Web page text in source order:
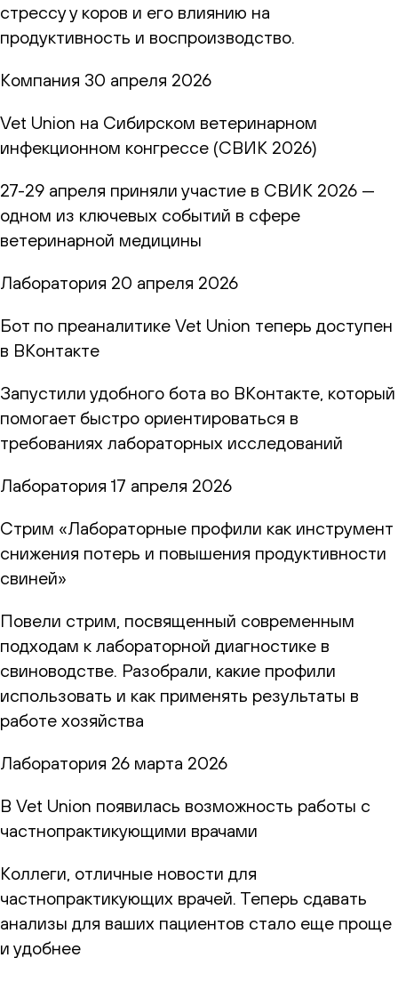
стрессу у коров и его влиянию на
продуктивность и воспроизводство.
Компания 30 апреля 2026
Vet Union на Сибирском ветеринарном
инфекционном конгрессе (СВИК 2026)
27-29 апреля приняли участие в СВИК 2026 —
одном из ключевых событий в сфере
ветеринарной медицины
Лаборатория 20 апреля 2026
Бот по преаналитике Vet Union теперь доступен
в ВКонтакте
Запустили удобного бота во ВКонтакте, который
помогает быстро ориентироваться в
требованиях лабораторных исследований
Лаборатория 17 апреля 2026
Стрим «Лабораторные профили как инструмент
снижения потерь и повышения продуктивности
свиней»
Повели стрим, посвященный современным
подходам к лабораторной диагностике в
свиноводстве. Разобрали, какие профили
использовать и как применять результаты в
работе хозяйства
Лаборатория 26 марта 2026
В Vet Union появилась возможность работы с
частнопрактикующими врачами
Коллеги, отличные новости для
частнопрактикующих врачей. Теперь сдавать
анализы для ваших пациентов стало еще проще
и удобнее